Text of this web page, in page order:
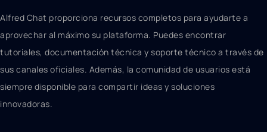
Alfred Chat proporciona recursos completos para ayudarte a
aprovechar al máximo su plataforma. Puedes encontrar
tutoriales, documentación técnica y soporte técnico a través de
sus canales oficiales. Además, la comunidad de usuarios está
siempre disponible para compartir ideas y soluciones
innovadoras.